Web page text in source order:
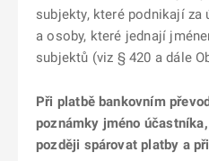
subjekty, které podnikají za
a osoby, které jednají
subjektů (viz § 420 a dále
Při platbě bankovním
poznámky jméno
později spárovat platby a